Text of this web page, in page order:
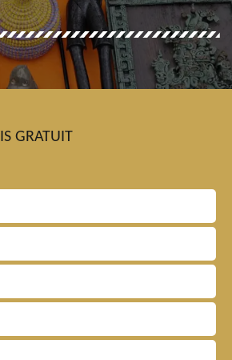
GRATUIT